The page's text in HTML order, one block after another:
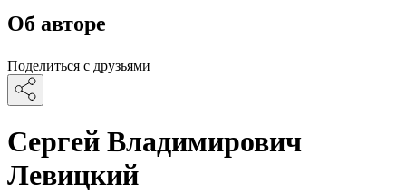
Об авторе
Поделиться с друзьями
Сергей Владимирович
Левицкий